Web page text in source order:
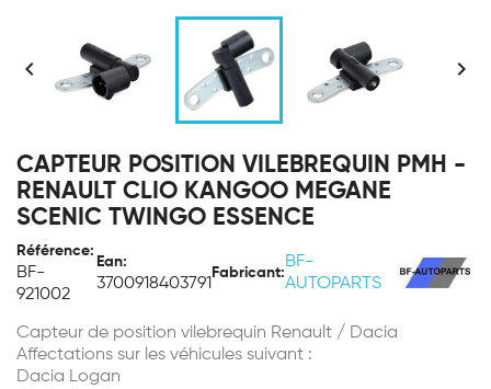
 
CAPTEUR POSITION VILEBREQUIN PMH -
RENAULT CLIO KANGOO MEGANE
SCENIC TWINGO ESSENCE
Référence:
BF-
921002
Ean:
3700918403791
Fabricant:
BF-
AUTOPARTS
Capteur de position vilebrequin Renault / Dacia
Affectations sur les véhicules suivant :
Dacia Logan